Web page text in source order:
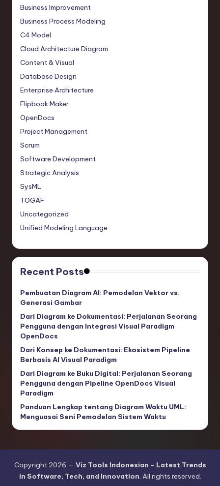
Business Improvement
Business Process Modeling
C4 Model
Cloud Architecture Diagram
Content & Visual
Database Design
Enterprise Architecture
Flipbook Maker
OpenDocs
Project Management
Scrum
Software Development
Strategic Analysis
SysML
TOGAF
Uncategorized
Unified Modeling Language
Recent Posts
Pembuatan Diagram AI: Pemodelan Vektor vs.
Generasi Gambar
Dari Diagram ke Dokumentasi: Perjalanan Seorang
Pengguna dengan Integrasi Visual Paradigm
OpenDocs
Dari Konsep ke Dokumentasi: Ekosistem Pipeline
Berbasis AI Visual Paradigm
Dari Diagram ke Buku Digital: Perjalanan Seorang
Pengguna dengan Pipeline OpenDocs Visual
Paradigm
Panduan Lengkap tentang Diagram Waktu UML:
Menguasai Seni Pemodelan Sistem Waktu
Copyright 2026 — Viz Tools Indonesian - Latest Trends
in Software, Tech, and Innovation. All rights reserved.